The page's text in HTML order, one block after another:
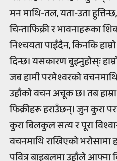
मन माथि-तल, यता-उता
चिन्ताफिक्री र भावनाहरूका
निश्चयता पाइँदैन, किनकि
दिन्छ। यसकारण बुझ्नुहोस्ः
जब हामी परमेश्वरको
उहाँको वचन अचूक छ। तब
फिक्रीहरू हराउँछन्। जुन कुरा
कुरा बिलकुल सत्य र पूरा
वचनमाथि राखिएको भरोसामा
पवित्र बाइबलमा उहाँले आफ्ना